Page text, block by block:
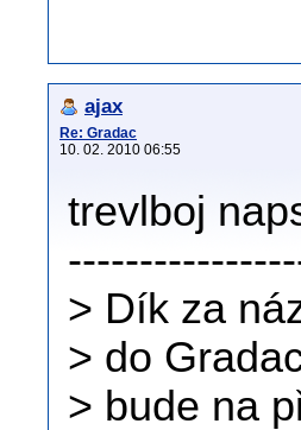
ajax
Re: Gradac
10. 02. 2010 06:55
trevlboj
> Dík za
> do
> bude na